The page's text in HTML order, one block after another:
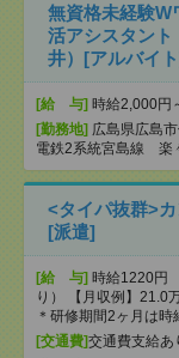
無資格未経験W
活アシスタン
井）[アルバイ
[給 与] 時給2,000円
[勤務地] 広島県広島
電鉄2系統宮島線 楽
<タイパ抜群>
[派遣]
[給 与] 時給1220円
り） 【月収例】21.0
＊研修期間2ヶ月は時
[交通費]交通費支給あ